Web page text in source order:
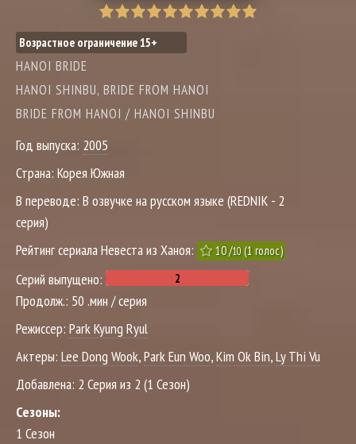
Возрастное ограничение 15+
HANOI BRIDE
HANOI SHINBU, BRIDE FROM HANOI
BRIDE FROM HANOI / HANOI SHINBU
Год выпуска: 2005
Страна: Корея Южная
В переводе: В озвучке на русском языке (REDNIK - 2
серия)
Рейтинг сериала Невеста из Ханоя:
10/10(1 голос)
Серий выпущено:
Продолж.: 50 .мин / серия
Режиссер: Park Kyung Ryul
Актеры: Lee Dong Wook,Park Eun Woo,Kim Ok Bin,Ly Thi Vu
Добавлена: 2 Серия из 2 (1 Сезон)
Сезоны:
1 Сезон